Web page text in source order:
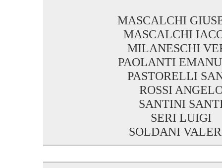
MASCALCHI
MASCALCHI
MILANESCHI
PAOLANTI
PASTORELLI
ROSSI
SANTINI
SERI LUIGI
SOLDANI